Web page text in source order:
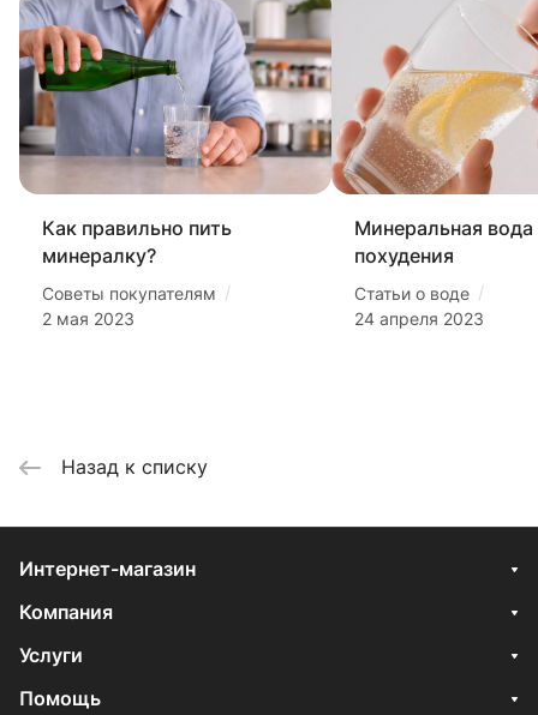
Как правильно пить
минералку?
Советы покупателям /
2 мая 2023
Минеральная вода
похудения
Статьи о воде /
24 апреля 2023
Назад к списку
Интернет-магазин
Компания
Услуги
Помощь